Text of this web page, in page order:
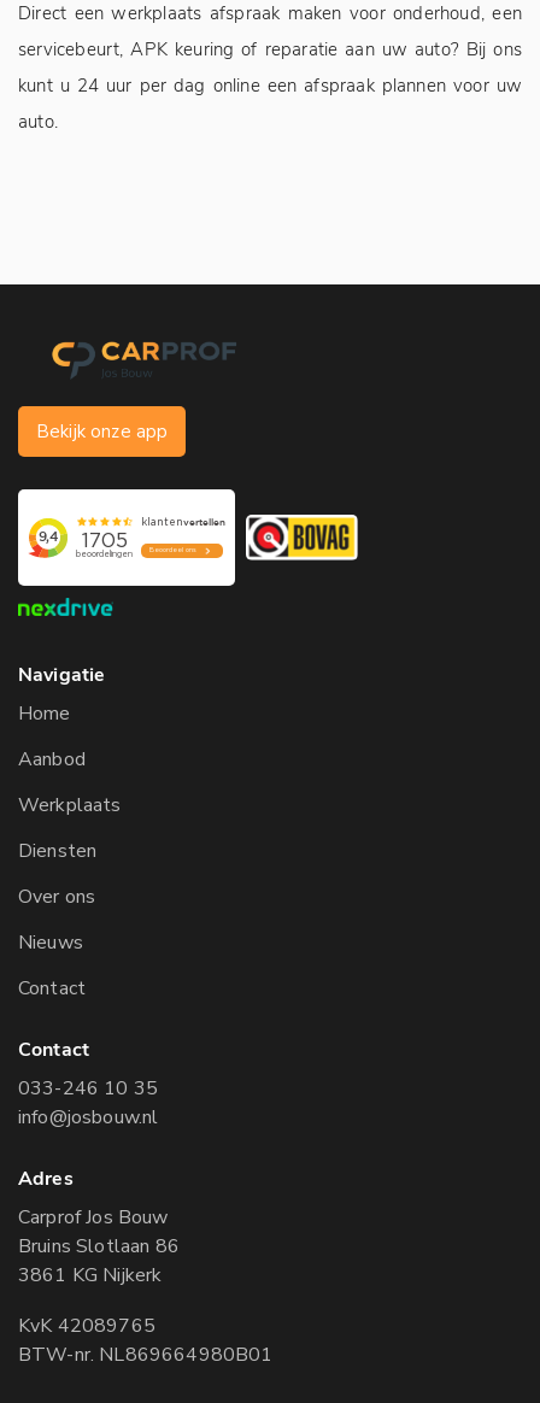
Direct een werkplaats afspraak maken voor onderhoud, een
servicebeurt, APK keuring of reparatie aan uw auto? Bij ons
kunt u 24 uur per dag online een afspraak plannen voor uw
auto.
Bekijk onze app
Navigatie
Home
Aanbod
Werkplaats
Diensten
Over ons
Nieuws
Contact
Contact
033-246 10 35
info@josbouw.nl
Adres
Carprof Jos Bouw
Bruins Slotlaan 86
3861 KG Nijkerk
KvK 42089765
BTW-nr. NL869664980B01